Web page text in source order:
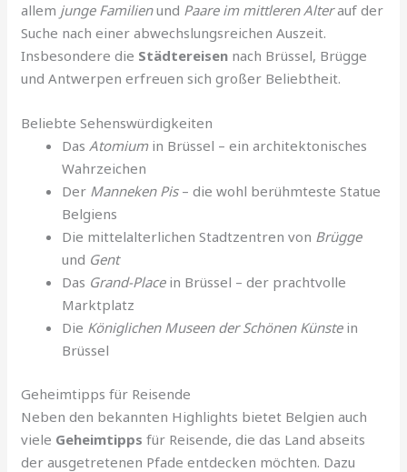
allem junge Familienund Paare im mittleren Alterauf der
Suche nach einer abwechslungsreichen Auszeit.
Insbesondere die Städtereisen nach Brüssel, Brügge
und Antwerpen erfreuen sich großer Beliebtheit.
Beliebte Sehenswürdigkeiten
DasAtomiumin Brüssel – ein architektonisches
Wahrzeichen
Der Manneken Pis– die wohl berühmteste Statue
Belgiens
Die mittelalterlichen Stadtzentren von Brügge
und Gent
Das Grand-Placein Brüssel – der prachtvolle
Marktplatz
Die Königlichen Museen der Schönen Künstein
Brüssel
Geheimtipps für Reisende
Neben den bekannten Highlights bietet Belgien auch
viele Geheimtipps für Reisende, die das Land abseits
der ausgetretenen Pfade entdecken möchten. Dazu